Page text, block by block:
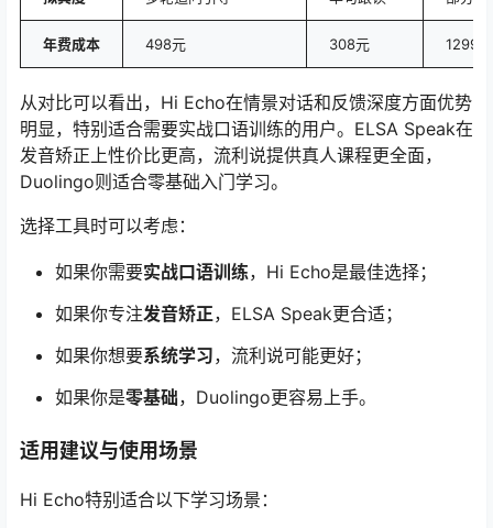
年费成本 498元 308元 1299元
从对比可以看出，Hi Echo在情景对话和反馈深度方面优势
明显，特别适合需要实战口语训练的用户。ELSA Speak在
发音矫正上性价比更高，流利说提供真人课程更全面，
Duolingo则适合零基础入门学习。
选择工具时可以考虑：
如果你需要实战口语训练，Hi Echo是最佳选择；
如果你专注发音矫正，ELSA Speak更合适；
如果你想要系统学习，流利说可能更好；
如果你是零基础，Duolingo更容易上手。
适用建议与使用场景
Hi Echo特别适合以下学习场景：